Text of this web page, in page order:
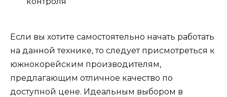
Если вы хотите самостоятельно начать работать
на данной технике, то следует присмотреться к
южнокорейским производителям,
предлагающим отличное качество по
доступной цене. Идеальным выбором в